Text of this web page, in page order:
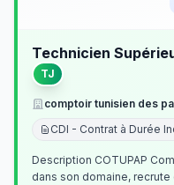
Technicien
TJ
comptoir tunisien des
CDI - Contrat à Durée
Description COTUPAP
dans son domaine,